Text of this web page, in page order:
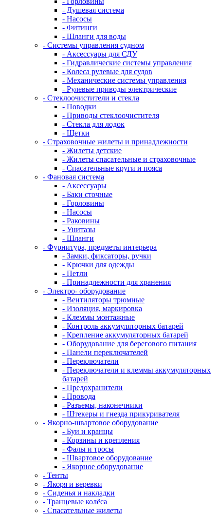
- Душевая система
- Насосы
- Фитинги
- Шланги для воды
- Системы управления судном
- Аксессуары для СДУ
- Гидравлические системы управления
- Колеса рулевые для судов
- Механические системы управления
- Рулевые приводы электрические
- Стеклоочистители и стекла
- Поводки
- Приводы стеклоочистителя
- Стекла для лодок
- Щетки
- Страховочные жилеты и принадлежности
- Жилеты детские
- Жилеты спасательные и страховочные
- Спасательные круги и пояса
- Фановая система
- Аксессуары
- Баки сточные
- Горловины
- Насосы
- Раковины
- Унитазы
- Шланги
- Фурнитура, предметы интерьера
- Замки, фиксаторы, ручки
- Крючки для одежды
- Петли
- Принадлежности для хранения
- Электро- оборудование
- Вентиляторы трюмные
- Изоляция, маркировка
- Клеммы монтажные
- Контроль аккумуляторных батарей
- Крепление аккумуляторных батарей
- Оборудование для берегового питания
- Панели переключателей
- Переключатели
- Переключатели и клеммы аккумуляторных
батарей
- Предохранители
- Провода
- Разъемы, наконечники
- Штекеры и гнезда прикуривателя
- Якорно-швартовое оборудование
- Буи и кранцы
- Корзины и крепления
- Фалы и тросы
- Швартовое оборудование
- Якорное оборудование
- Тенты
- Якоря и веревки
- Сиденья и накладки
- Транцевые колёса
- Спасательные жилеты